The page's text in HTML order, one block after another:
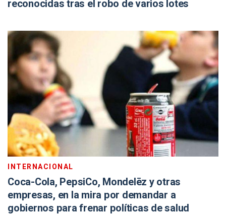
reconocidas tras el robo de varios lotes
INTERNACIONAL
Coca-Cola, PepsiCo, Mondelēz y otras
empresas, en la mira por demandar a
gobiernos para frenar políticas de salud